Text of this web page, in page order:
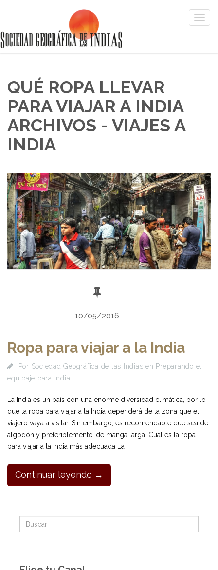
QUÉ ROPA LLEVAR
PARA VIAJAR A INDIA
ARCHIVOS - VIAJES A
INDIA
10/05/2016
Ropa para viajar a la India
Por Sociedad Geográfica de las Indias en Preparando el
equipaje para India
La India es un país con una enorme diversidad climática, por lo
que la ropa para viajar a la India dependerá de la zona que el
viajero vaya a visitar. Sin embargo, es recomendable que sea de
algodón y preferiblemente, de manga larga. Cuál es la ropa
para viajar a la India más adecuada La
Continuar leyendo →